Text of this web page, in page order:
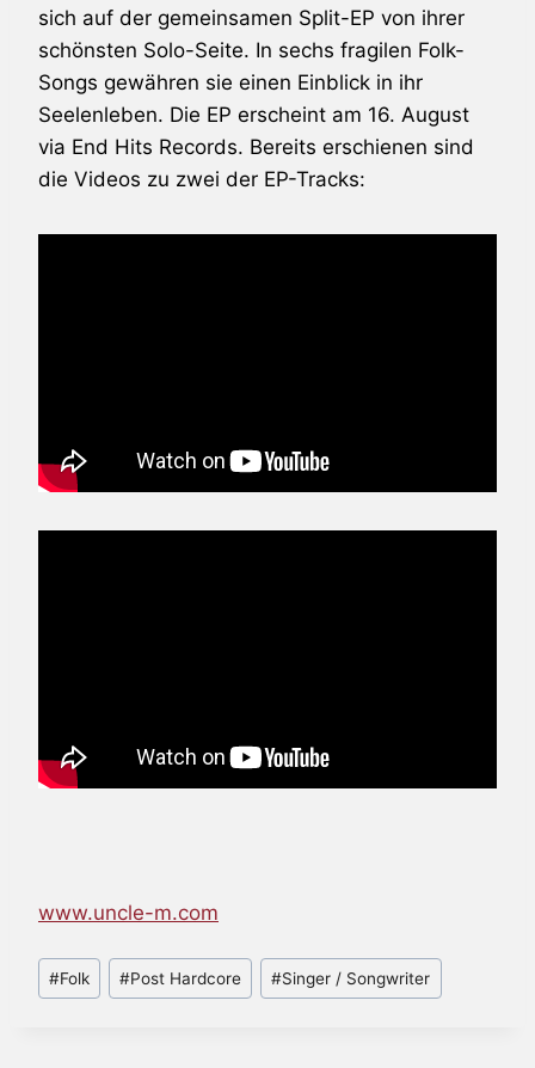
sich auf der gemeinsamen Split-EP von ihrer
schönsten Solo-Seite. In sechs fragilen Folk-
Songs gewähren sie einen Einblick in ihr
Seelenleben. Die EP erscheint am 16. August
via End Hits Records. Bereits erschienen sind
die Videos zu zwei der EP-Tracks:
www.uncle-m.com
Schlagworte:
#Folk #Post Hardcore #Singer / Songwriter